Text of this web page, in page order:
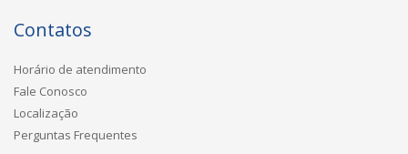
Contatos
Horário de atendimento
Fale Conosco
Localização
Perguntas Frequentes